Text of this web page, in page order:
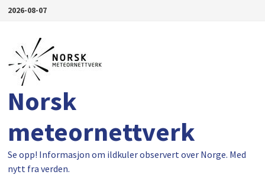
Gå2026-08-07
Norsk
meteornettverk
Se opp! Informasjon om ildkuler observert over Norge. Med
nytt fra verden.